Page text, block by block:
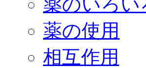
薬の使用
相互作用